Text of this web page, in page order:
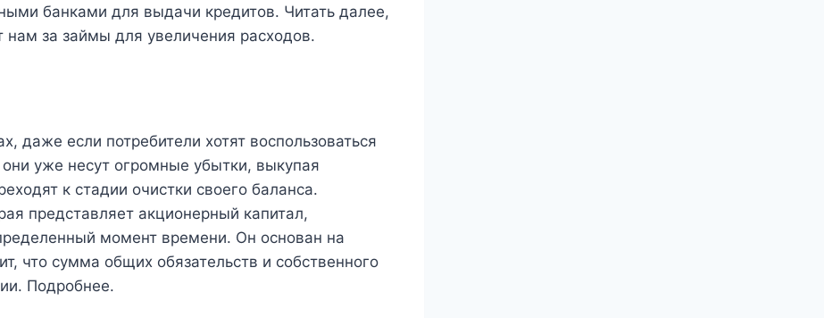
банками для выдачи кредитов. Читать далее,
нам за займы для увеличения расходов.
даже если потребители хотят воспользоваться
уже несут огромные убытки, выкупая
к стадии очистки своего баланса.
представляет акционерный капитал,
момент времени. Он основан на
что сумма общих обязательств и собственного
Подробнее.